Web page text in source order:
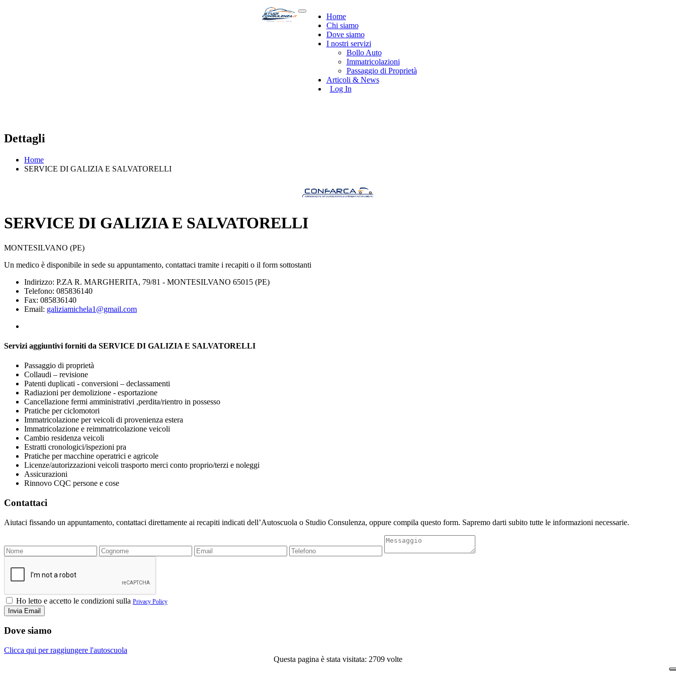
Home
Chi siamo
Dove siamo
I nostri servizi
Bollo Auto
Immatricolazioni
Passaggio di Proprietà
Articoli & News
Log In
Dettagli
Home
SERVICE DI GALIZIA E SALVATORELLI
SERVICE DI GALIZIA E SALVATORELLI
MONTESILVANO (PE)
Un medico è disponibile in sede su appuntamento, contattaci tramite i recapiti o il form sottostanti
Indirizzo: P.ZA R. MARGHERITA, 79/81 - MONTESILVANO 65015 (PE)
Telefono: 085836140
Fax: 085836140
Email: galiziamichela1@gmail.com
Servizi aggiuntivi forniti da SERVICE DI GALIZIA E SALVATORELLI
Passaggio di proprietà
Collaudi – revisione
Patenti duplicati - conversioni – declassamenti
Radiazioni per demolizione - esportazione
Cancellazione fermi amministrativi ,perdita/rientro in possesso
Pratiche per ciclomotori
Immatricolazione per veicoli di provenienza estera
Immatricolazione e reimmatricolazione veicoli
Cambio residenza veicoli
Estratti cronologici/ispezioni pra
Pratiche per macchine operatrici e agricole
Licenze/autorizzazioni veicoli trasporto merci conto proprio/terzi e noleggi
Assicurazioni
Rinnovo CQC persone e cose
Contattaci
Aiutaci fissando un appuntamento, contattaci direttamente ai recapiti indicati dell’Autoscuola o Studio Consulenza, oppure compila questo form. Sapremo darti subito tutte le informazioni necessarie.
Ho letto e accetto le condizioni sulla Privacy Policy
Dove siamo
Clicca qui per raggiungere l'autoscuola
Questa pagina è stata visitata: 2709 volte